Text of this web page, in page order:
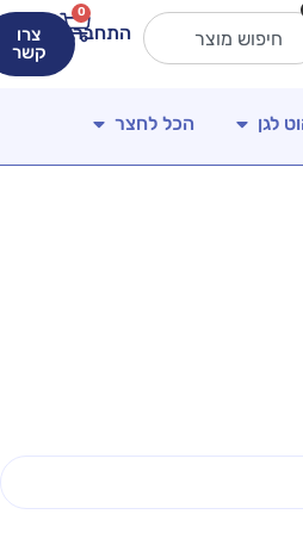
התחברות
0
צרו
קשר
לגן הכל לחצר